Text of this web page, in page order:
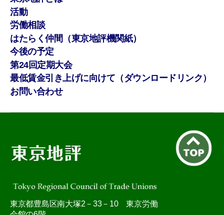
活動
労働相談
はたらく仲間（東京地評機関紙）
今後の予定
第24回定期大会
最低賃金引き上げに向けて（ダウンロードリンク）
お問い合わせ
東京都豊島区南大塚2－33－10 東京労働